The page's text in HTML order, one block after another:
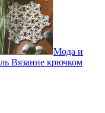
Мода и
Вязание крючком